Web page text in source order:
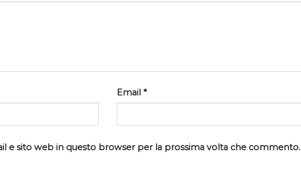
Email *
e sito web in questo browser per la prossima volta che commento.